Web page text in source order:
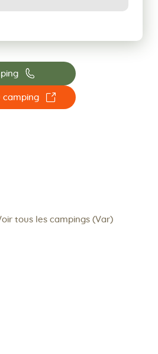
📞
camping ☐
tous les campings (Var)